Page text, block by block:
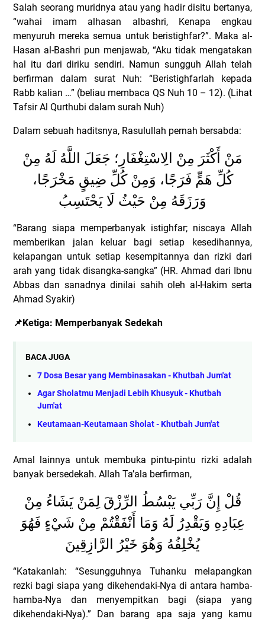
Salah seorang muridnya atau yang hadir disitu bertanya,
“wahai imam alhasan albashri, Kenapa engkau
menyuruh mereka semua untuk beristighfar?”. Maka al-
Hasan al-Bashri pun menjawab, “Aku tidak mengatakan
hal itu dari diriku sendiri. Namun sungguh Allah telah
berfirman dalam surat Nuh: “Beristighfarlah kepada
Rabb kalian …” (beliau membaca QS Nuh 10 – 12). (Lihat
Tafsir Al Qurthubi dalam surah Nuh)
Dalam sebuah haditsnya, Rasulullah pernah bersabda:
مَنْ أَكْثَرَ مِنْ الِاسْتِغْفَارِ؛ جَعَلَ اللَّهُ لَهُ مِنْ
كُلِّ هَمٍّ فَرَجًا، وَمِنْ كُلِّ ضِيقٍ مَخْرَجًا،
وَرَزَقَهُ مِنْ حَيْثُ لَا يَحْتَسِبُ
“Barang siapa memperbanyak istighfar; niscaya Allah
memberikan jalan keluar bagi setiap kesedihannya,
kelapangan untuk setiap kesempitannya dan rizki dari
arah yang tidak disangka-sangka” (HR. Ahmad dari Ibnu
Abbas dan sanadnya dinilai sahih oleh al-Hakim serta
Ahmad Syakir)
📌Ketiga: Memperbanyak Sedekah
BACA JUGA
7 Dosa Besar yang Membinasakan - Khutbah Jum'at
Agar Sholatmu Menjadi Lebih Khusyuk - Khutbah
Jum'at
Keutamaan-Keutamaan Sholat - Khutbah Jum'at
Amal lainnya untuk membuka pintu-pintu rizki adalah
banyak bersedekah. Allah Ta’ala berfirman,
قُلْ إِنَّ رَبِّي يَبْسُطُ الرِّزْقَ لِمَنْ يَشَاءُ مِنْ
عِبَادِهِ وَيَقْدِرُ لَهُ وَمَا أَنْفَقْتُمْ مِنْ شَيْءٍ فَهُوَ
يُخْلِفُهُ وَهُوَ خَيْرُ الرَّازِقِينَ
“Katakanlah: “Sesungguhnya Tuhanku melapangkan
rezki bagi siapa yang dikehendaki-Nya di antara hamba-
hamba-Nya dan menyempitkan bagi (siapa yang
dikehendaki-Nya).” Dan barang apa saja yang kamu